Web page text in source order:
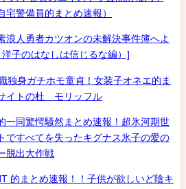
宅警備員的まとめ速報）
浪人勇者カツオンの未解決事件簿へよ
子のはなしは信じるな編）]
身ガチホモ童貞！女装子オネエ的ま
イトの杜 モリッフル
一同驚愕騒然まとめ速報！超氷河期世
ですべてを失ったキグナス氷子の愛の
脱出大作戦
的まとめ速報！！子供が欲しいど陰キ